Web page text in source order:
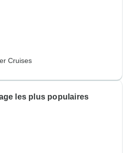
Cruises
les plus populaires